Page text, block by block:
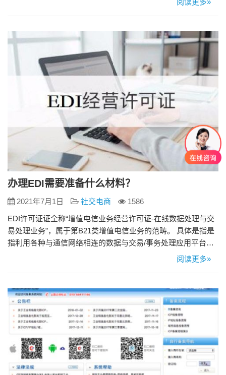
可证 从业务角度可以分为三类：交易处理业务、网络/垫资设…
办理EDI需要准备什么材料？
2021年7月1日 社交电商
1586
EDI许可证证全称“增值电信业务经营许可证-在线数据处理与交
易处理业务”，属于第B21类增值电信业务的范畴。 具体是指是
指利用各种与通信网络相连的数据与交易/事务处理应用平台；
通过通信网络为用户提供在线数据处理和交易/事务处理的业
公司注册资金100w以上 2.公司名下3名人员近期1…
阅读更多»